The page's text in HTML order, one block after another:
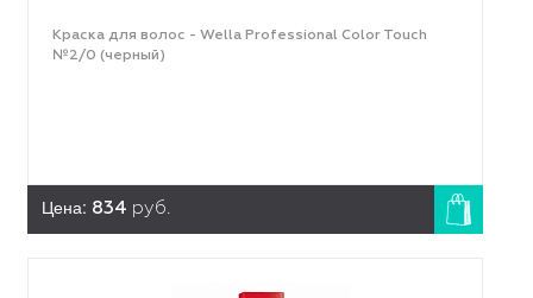
Краска для волос - Wella Professional Color Touch
№2/0 (черный)
Цена: 834 руб.